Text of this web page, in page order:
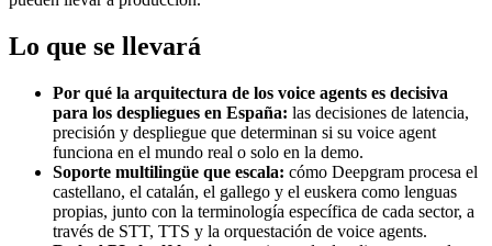
Lo que se llevará
Por qué la arquitectura de los voice agents es decisiva
para los despliegues en España: las decisiones de latencia,
precisión y despliegue que determinan si su voice agent
funciona en el mundo real o solo en la demo.
Soporte multilingüe que escala: cómo Deepgram procesa el
castellano, el catalán, el gallego y el euskera como lenguas
propias, junto con la terminología específica de cada sector, a
través de STT, TTS y la orquestación de voice agents.